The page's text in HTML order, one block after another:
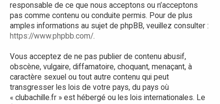
responsable de ce que nous acceptons ou n’acceptons
pas comme contenu ou conduite permis. Pour de plus
amples informations au sujet de phpBB, veuillez consulter :
https://www.phpbb.com/.
Vous acceptez de ne pas publier de contenu abusif,
obscène, vulgaire, diffamatoire, choquant, menaçant, à
caractère sexuel ou tout autre contenu qui peut
transgresser les lois de votre pays, du pays où
« clubachille.fr » est hébergé ou les lois internationales. Le